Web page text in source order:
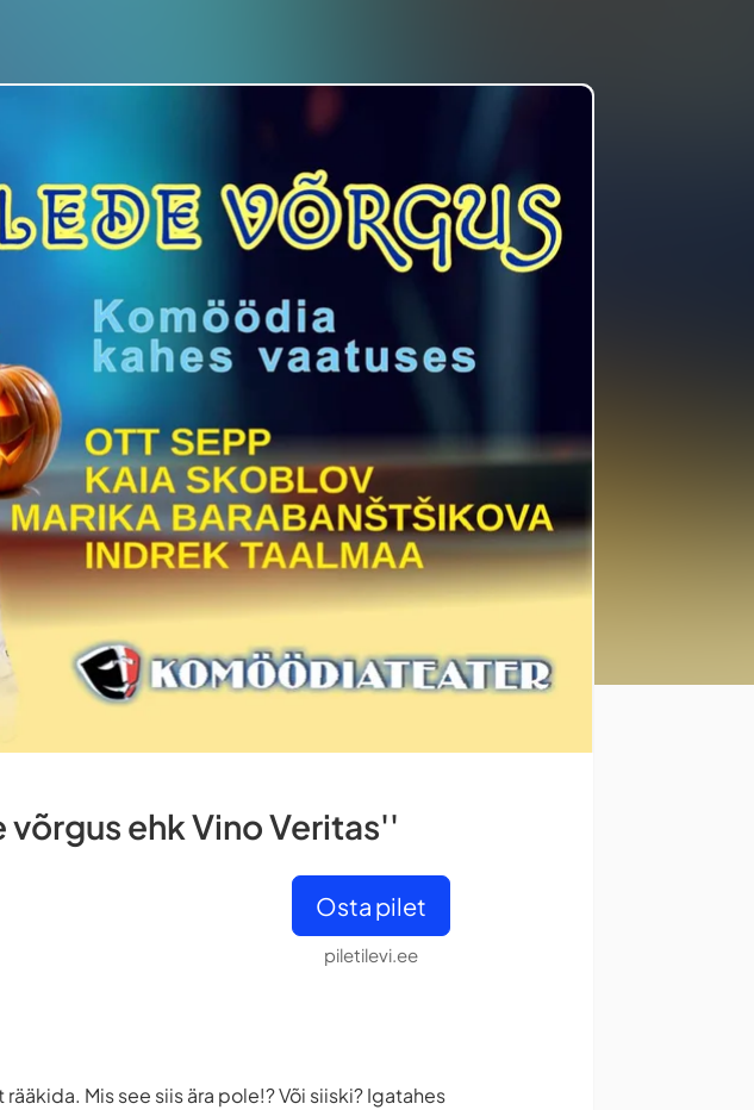
ehk Vino Veritas''
Osta pilet
piletilevi.ee
Mis see siis ära pole!? Või siiski? Igatahes